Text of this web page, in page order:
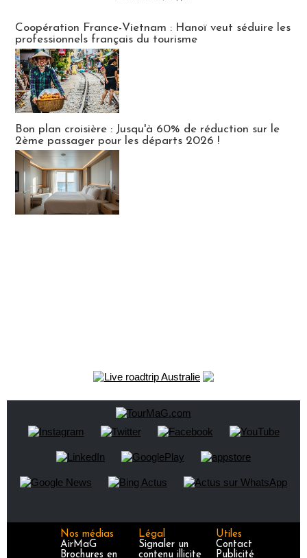
Coopération France-Vietnam : Hanoï veut séduire les
professionnels français du tourisme
Bon plan croisière : Jusqu'à 60% de réduction sur le
2ème passager pour les départs 2026 !
Nos médias
AirMaG
Brochures en
Légal
Signaler un
contenu illicite
Utiles
Contact
Publicité